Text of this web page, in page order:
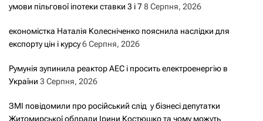
умови пільгової іпотеки ставки 3 і 78 Серпня, 2026
економістка Наталія Колесніченко пояснила наслідки для
експорту цін і курсу6 Серпня, 2026
Румунія зупинила реактор АЕС і просить електроенергію в
України 3 Серпня, 2026
ЗМІ повідомили про російський слід у бізнесі депутатки
Житомирської облради Ірини Костюшко та чому можуть